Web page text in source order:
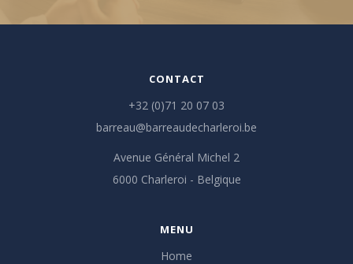
CONTACT
+32 (0)71 20 07 03
barreau@barreaudecharleroi.be
Avenue Général Michel 2
6000 Charleroi - Belgique
MENU
Home